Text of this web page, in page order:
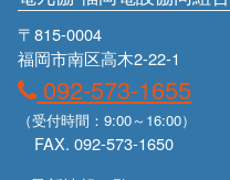
〒815-0004
福岡市南区高木2-22-1
092-573-1655
（受付時間：9:00～16:00）
FAX. 092-573-1650